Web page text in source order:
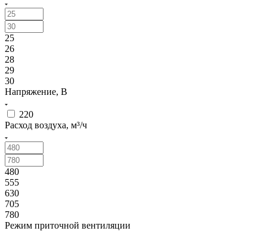
25
26
28
29
30
Напряжение, В
220
Расход воздуха, м³/ч
480
555
630
705
780
Режим приточной вентиляции